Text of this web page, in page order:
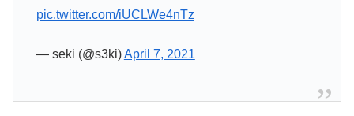
pic.twitter.com/iUCLWe4nTz
— seki (@s3ki)April 7, 2021